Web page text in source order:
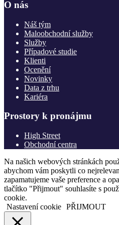
O nás
Náš tým
Maloobchodní služby
Služby
Případové studie
Klienti
Ocenění
Novinky
Data z trhu
Kariéra
Prostory k pronájmu
High Street
Obchodní centra
Na našich webových stránkách
abychom vám poskytli co
zapamatujeme vaše preference a
tlačítko "Přijmout" souhlasíte s
cookie.
Nastavení cookie PŘIJMOUT